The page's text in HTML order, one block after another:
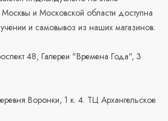
и Московской области доступна
и самовывоз из наших магазинов:
48, Галереи "Времена Года", 3
Воронки, 1 к. 4. ТЦ Архангельское